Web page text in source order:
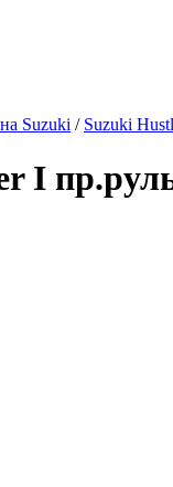
Suzuki / Suzuki
I